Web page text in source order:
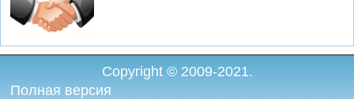
Copyright © 2009-2021.
Полная версия